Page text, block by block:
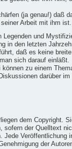
(ja genau!) daß
Arbeit mit ihm ist.
Legenden und
in den letzten
daß es keine
sich darauf einläßt.
zu einem
darüber
dem Copyright.
sofern der Quelltext
Jede Veröffentlichung
der